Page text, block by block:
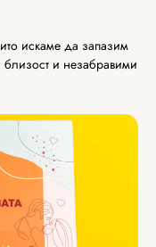
искаме да запазим
и незабравими